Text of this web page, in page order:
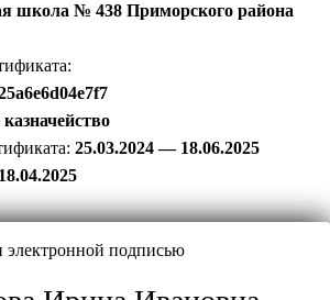
школа № 438 Приморского района
25.03.2024 — 18.06.2025
18.04.2025
электронной подписью